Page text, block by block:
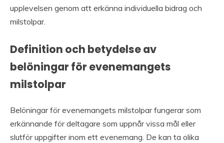
upplevelsen genom att erkänna individuella bidrag och
milstolpar.
Definition och betydelse av
belöningar för evenemangets
milstolpar
Belöningar för evenemangets milstolpar fungerar som
erkännande för deltagare som uppnår vissa mål eller
slutför uppgifter inom ett evenemang. De kan ta olika